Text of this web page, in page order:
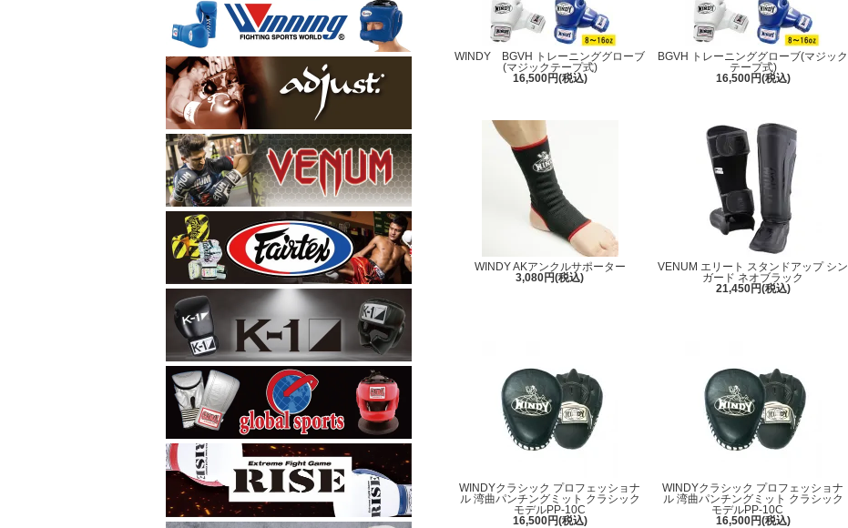
WINDY BGVH トレーニンググローブ
(マジックテープ式)
16,500円(税込)
BGVH トレーニンググローブ(マジック
テープ式)
16,500円(税込)
WINDY AKアンクルサポーター
3,080円(税込)
VENUM エリート スタンドアップ シン
ガード ネオブラック
21,450円(税込)
WINDYクラシック プロフェッショナ
ル 湾曲パンチングミット クラシック
モデルPP-10C
16,500円(税込)
WINDYクラシック プロフェッショナ
ル 湾曲パンチングミット クラシック
モデルPP-10C
16,500円(税込)